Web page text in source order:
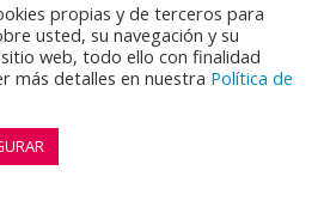
propias y de terceros para
usted, su navegación y su
web, todo ello con finalidad
más detalles en nuestra Política de